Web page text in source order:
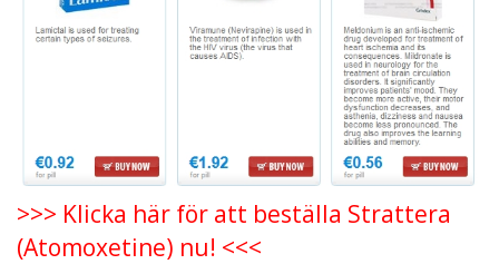
>>> Klicka här för att beställa Strattera
(Atomoxetine) nu! <<<